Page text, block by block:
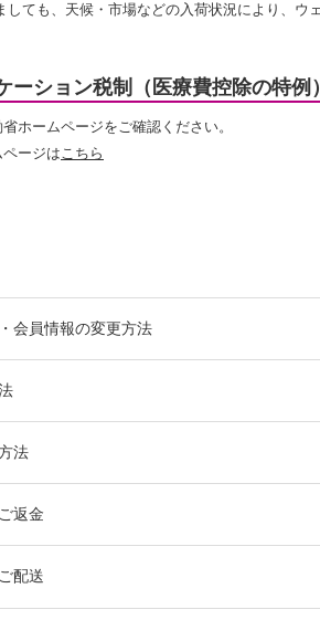
しても、天候・市場などの入荷状況により、ウ
ーション税制（医療費控除の特例
ホームページをご確認ください。
ージはこちら
会員情報の変更方法
法
返金
配送